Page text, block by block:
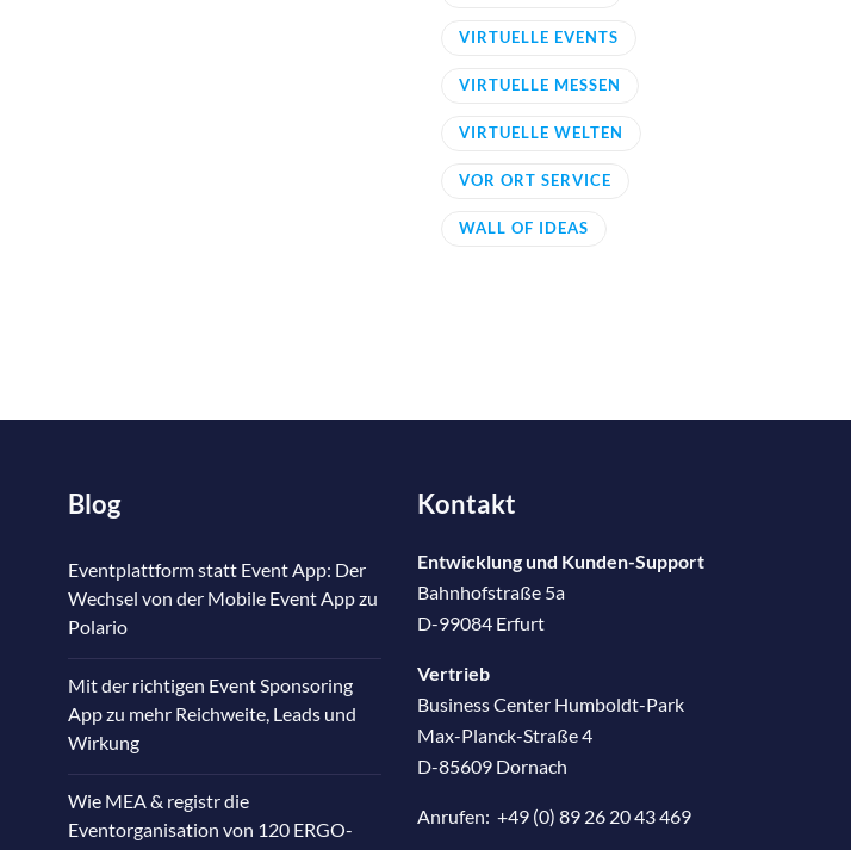
VIRTUELLE EVENTS
VIRTUELLE MESSEN
VIRTUELLE WELTEN
VOR ORT SERVICE
WALL OF IDEAS
Blog
Eventplattform statt Event App: Der
Wechsel von der Mobile Event App zu
Polario
Mit der richtigen Event Sponsoring
App zu mehr Reichweite, Leads und
Wirkung
Wie MEA & registr die
Eventorganisation von 120 ERGO-
Kontakt
Entwicklung und Kunden-Support
Bahnhofstraße 5a
D-99084 Erfurt
Vertrieb
Business Center Humboldt-Park
Max-Planck-Straße 4
D-85609 Dornach
Anrufen: +49 (0) 89 26 20 43 469